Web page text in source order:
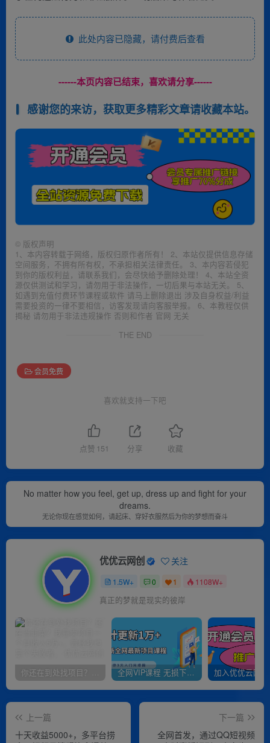
此处内容已隐藏，请付费后查看
------本页内容已结束，喜欢请分享------
感谢您的来访，获取更多精彩文章请收藏本站。
© 版权声明
1、本内容转载于网络，版权归原作者所有！ 2、本站仅提供信息存储
空间服务，不拥有所有权，不承担相关法律责任。 3、本内容若侵犯
到你的版权利益，请联系我们，会尽快给予删除处理！ 4、本站全资
源仅供测试和学习，请勿用于非法操作，一切后果与本站无关。 5、
如遇到充值付费环节课程或软件 请马上删除退出 涉及自身权益/利益
需要投资的一律不要相信，访客发现请向客服举报。 6、本教程仅供
揭秘 请勿用于非法违规操作 否则和作者 官网 无关
THE END
会员免费
喜欢就支持一下吧
点赞 151 分享 收藏
No matter how you feel, get up, dress up and fight for your
dreams.
无论你现在感觉如何，请起床、穿好衣服然后为你的梦想而奋斗
优优云网创 关注
1.5W+ 0 1 1108W+
真正的梦就是现实的彼岸
你还在到处找项目？还在当韭菜？我靠卖项目一个月收入5万+，曾经我也是个失败者。 全网VIP课程 无损下载~
上一篇
十天收益5000+，多平台捞
下一篇
全网首发，通过QQ短视频